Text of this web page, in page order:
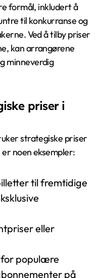
formål, inkludert å
til konkurranse og
Ved å tilby priser
kan arrangørene
minneverdig
priser i
strategiske priser
noen eksempler:
til fremtidige
eller
populære
på